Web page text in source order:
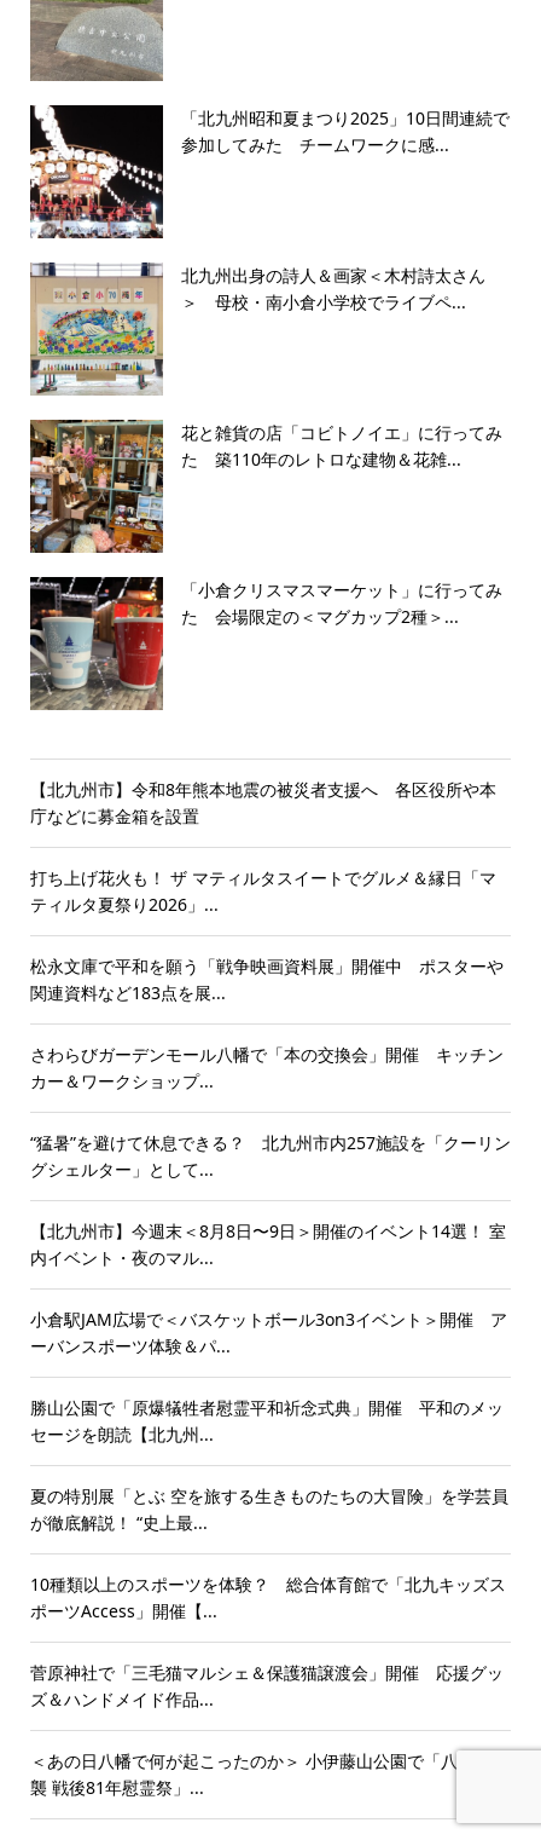
「北九州昭和夏まつり2025」10日間連続で
参加してみた チームワークに感...
北九州出身の詩人＆画家＜木村詩太さん
＞ 母校・南小倉小学校でライブペ...
花と雑貨の店「コビトノイエ」に行ってみ
た 築110年のレトロな建物＆花雑...
「小倉クリスマスマーケット」に行ってみ
た 会場限定の＜マグカップ2種＞...
【北九州市】令和8年熊本地震の被災者支援へ 各区役所や本
庁などに募金箱を設置
打ち上げ花火も！ ザ マティルタスイートでグルメ＆縁日「マ
ティルタ夏祭り2026」...
松永文庫で平和を願う「戦争映画資料展」開催中 ポスターや
関連資料など183点を展...
さわらびガーデンモール八幡で「本の交換会」開催 キッチン
カー＆ワークショップ...
“猛暑”を避けて休息できる？ 北九州市内257施設を「クーリン
グシェルター」として...
【北九州市】今週末＜8月8日〜9日＞開催のイベント14選！ 室
内イベント・夜のマル...
小倉駅JAM広場で＜バスケットボール3on3イベント＞開催 ア
ーバンスポーツ体験＆パ...
勝山公園で「原爆犠牲者慰霊平和祈念式典」開催 平和のメッ
セージを朗読【北九州...
夏の特別展「とぶ 空を旅する生きものたちの大冒険」を学芸員
が徹底解説！ “史上最...
10種類以上のスポーツを体験？ 総合体育館で「北九キッズス
ポーツAccess」開催【...
菅原神社で「三毛猫マルシェ＆保護猫譲渡会」開催 応援グッ
ズ＆ハンドメイド作品...
＜あの日八幡で何が起こったのか＞ 小伊藤山公園で「八幡大空
襲 戦後81年慰霊祭」...